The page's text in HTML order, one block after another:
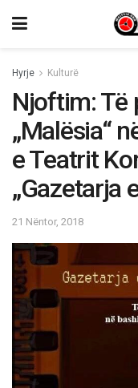
Hyrje Kulturë
Njoftim: Të
„Malësia“
e Teatrit
„Gazetarja
21 Nëntor, 2018